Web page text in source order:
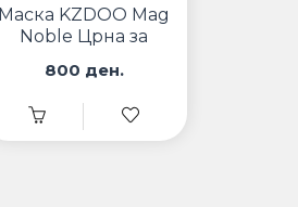
Маска KZDOO Mag
Noble Црна за
800 ден.